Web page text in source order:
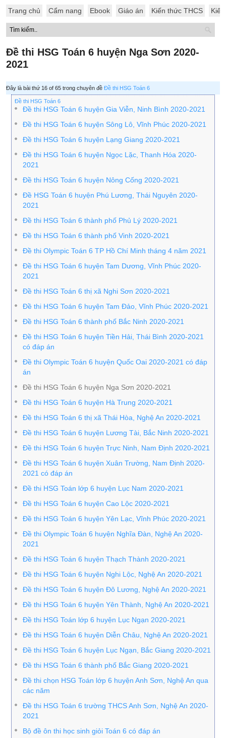
Trang chủ Cẩm nang Ebook Giáo án Kiến thức THCS
Đề thi HSG Toán 6 huyện Nga Sơn 2020-
2021
Đây là bài thứ 16 of 65 trong chuyên đề Đề thi HSG Toán 6
Đề thi HSG Toán 6
Đề thi HSG Toán 6 huyện Gia Viễn, Ninh Bình 2020-2021
Đề thi HSG Toán 6 huyện Sông Lô, Vĩnh Phúc 2020-2021
Đề thi HSG Toán 6 huyện Lạng Giang 2020-2021
Đề thi HSG Toán 6 huyện Ngọc Lặc, Thanh Hóa 2020-
2021
Đề thi HSG Toán 6 huyện Nông Cống 2020-2021
Đề HSG Toán 6 huyện Phú Lương, Thái Nguyên 2020-
2021
Đề thi HSG Toán 6 thành phố Phủ Lý 2020-2021
Đề thi HSG Toán 6 thành phố Vinh 2020-2021
Đề thi Olympic Toán 6 TP Hồ Chí Minh tháng 4 năm 2021
Đề thi HSG Toán 6 huyện Tam Dương, Vĩnh Phúc 2020-
2021
Đề thi HSG Toán 6 thị xã Nghi Sơn 2020-2021
Đề thi HSG Toán 6 huyện Tam Đảo, Vĩnh Phúc 2020-2021
Đề thi HSG Toán 6 thành phố Bắc Ninh 2020-2021
Đề thi HSG Toán 6 huyện Tiền Hải, Thái Bình 2020-2021
có đáp án
Đề thi Olympic Toán 6 huyện Quốc Oai 2020-2021 có đáp
án
Đề thi HSG Toán 6 huyện Nga Sơn 2020-2021
Đề thi HSG Toán 6 huyện Hà Trung 2020-2021
Đề thi HSG Toán 6 thị xã Thái Hòa, Nghệ An 2020-2021
Đề thi HSG Toán 6 huyện Lương Tài, Bắc Ninh 2020-2021
Đề thi HSG Toán 6 huyện Trực Ninh, Nam Định 2020-2021
Đề thi HSG Toán 6 huyện Xuân Trường, Nam Định 2020-
2021 có đáp án
Đề thi HSG Toán lớp 6 huyện Lục Nam 2020-2021
Đề thi HSG Toán 6 huyện Cao Lộc 2020-2021
Đề thi HSG Toán 6 huyện Yên Lạc, Vĩnh Phúc 2020-2021
Đề thi Olympic Toán 6 huyện Nghĩa Đàn, Nghệ An 2020-
2021
Đề thi HSG Toán 6 huyện Thạch Thành 2020-2021
Đề thi HSG Toán 6 huyện Nghi Lộc, Nghệ An 2020-2021
Đề thi HSG Toán 6 huyện Đô Lương, Nghệ An 2020-2021
Đề thi HSG Toán 6 huyện Yên Thành, Nghệ An 2020-2021
Đề thi HSG Toán lớp 6 huyện Lục Ngạn 2020-2021
Đề thi HSG Toán 6 huyện Diễn Châu, Nghệ An 2020-2021
Đề thi HSG Toán 6 huyện Lục Ngạn, Bắc Giang 2020-2021
Đề thi HSG Toán 6 thành phố Bắc Giang 2020-2021
Đề thi chọn HSG Toán lớp 6 huyện Anh Sơn, Nghệ An qua
các năm
Đề thi HSG Toán 6 trường THCS Anh Sơn, Nghệ An 2020-
2021
Bộ đề ôn thi học sinh giỏi Toán 6 có đáp án